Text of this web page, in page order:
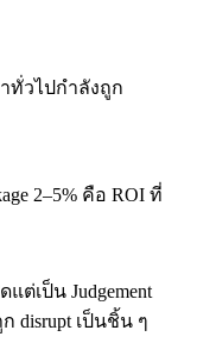
ทั่วไปกำลังถูก
2–5% คือ ROI ที่
ต่เป็น Judgement
disrupt เป็นชิ้น ๆ